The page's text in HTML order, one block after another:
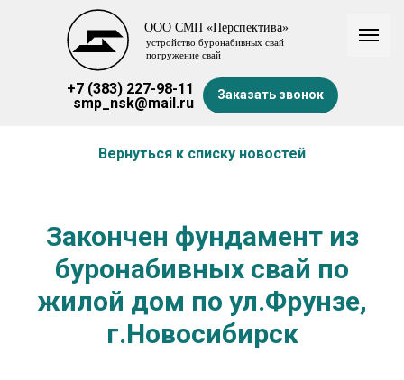
+7 (383) 227-98-11
smp_nsk@mail.ru
Заказать звонок
Вернуться к списку новостей
Закончен фундамент из
буронабивных свай по
жилой дом по ул.Фрунзе,
г.Новосибирск